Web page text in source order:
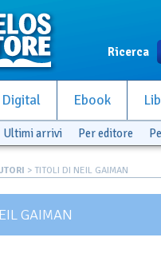
Ricerca
Ebook
Ultimi arrivi Per editore
> TITOLI DI NEIL GAIMAN
GAIMAN